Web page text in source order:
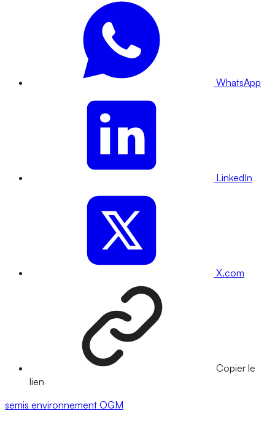
WhatsApp
LinkedIn
X.com
Copier le
lien
semis environnement OGM